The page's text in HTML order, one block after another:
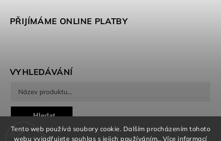
Tento web používá soubory cookie. Dalším procházením tohoto
webu vyjadřujete souhlas s jejich používáním.. Více informací
PŘIJÍMÁME ONLINE PLATBY
VYHLEDÁVÁNÍ
Hledat